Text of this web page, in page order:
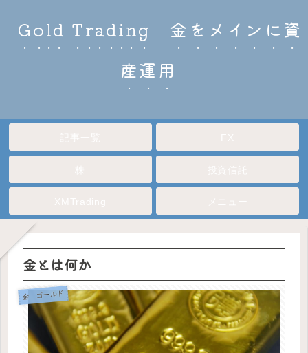
Gold Trading 金をメインに資
産運用
金とは何か
金 ゴールド